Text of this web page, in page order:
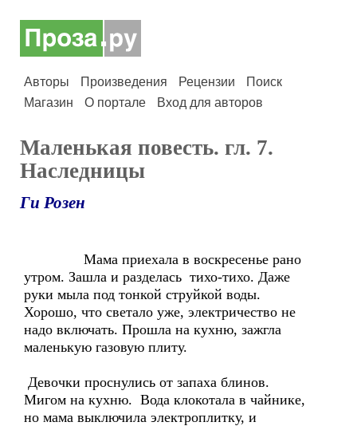
Авторы Произведения Рецензии
Поиск
Магазин
О портале Вход для авторов
Маленькая повесть. гл. 7.
Наследницы
Ги Розен
Мама приехала в воскресенье рано
утром. Зашла и разделась тихо-тихо. Даже
руки мыла под тонкой струйкой воды.
Хорошо, что светало уже, электричество не
надо включать. Прошла на кухню, зажгла
маленькую газовую плиту.
Девочки проснулись от запаха блинов.
Мигом на кухню. Вода клокотала в чайнике,
но мама выключила электроплитку, и